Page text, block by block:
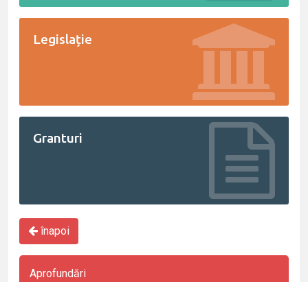
Legislație
Granturi
înapoi
Aprofundări